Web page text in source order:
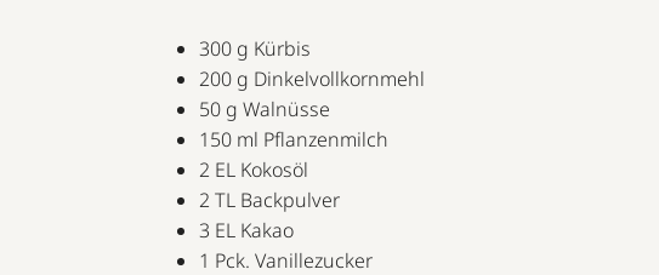
300 g Kürbis
200 g Dinkelvollkornmehl
50 g Walnüsse
150 ml Pflanzenmilch
2 EL Kokosöl
2 TL Backpulver
3 EL Kakao
1 Pck. Vanillezucker